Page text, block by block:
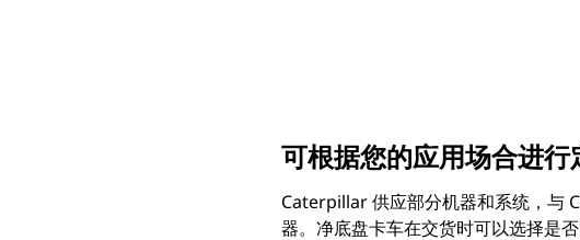
可根据您的应用场合进行
Caterpillar 供应部分机器和系统，与
器。净底盘卡车在交货时可以选择是